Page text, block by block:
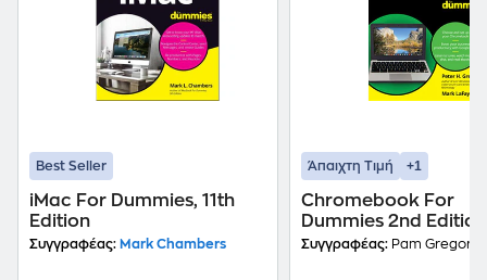
Best Seller
iMac For Dummies, 11th
Edition
Συγγραφέας: Mark Chambers
Άπαιχτη Τιμή +1
Chromebook For
Dummies 2nd Edition
Συγγραφέας: Pam Gregory